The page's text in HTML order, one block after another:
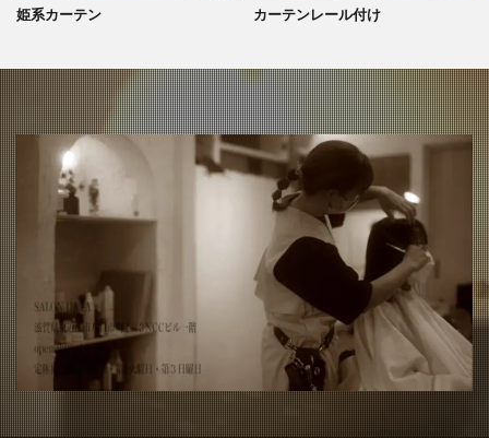
姫系カーテン カーテンレール付け